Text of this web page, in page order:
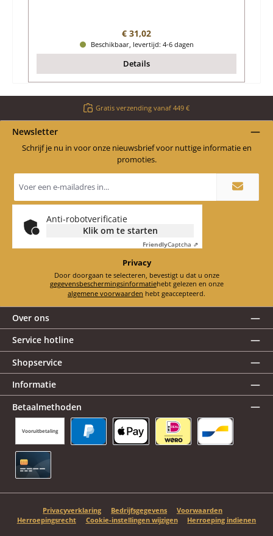
Normale prijs:
€ 31,02
Beschikbaar, levertijd: 4-6 dagen
Details
Gratis verzending vanaf 449 €
Newsletter
Schrijf je nu in voor onze nieuwsbrief voor nuttige informatie en
promoties.
mailadres
Anti-robotverificatie
Klik om te starten
FriendlyCaptcha ⇗
Privacy
Door doorgaan te selecteren, bevestigt u dat u onze
gegevensbeschermingsinformatie
hebt gelezen en onze
algemene voorwaarden hebt geaccepteerd.
Over ons
Service hotline
Shopservice
Informatie
Betaalmethoden
Vooruitbetaling
Privacyverklaring Bedrijfsgegevens
Voorwaarden
Herroepingsrecht
Cookie-instellingen wijzigen Herroeping indienen